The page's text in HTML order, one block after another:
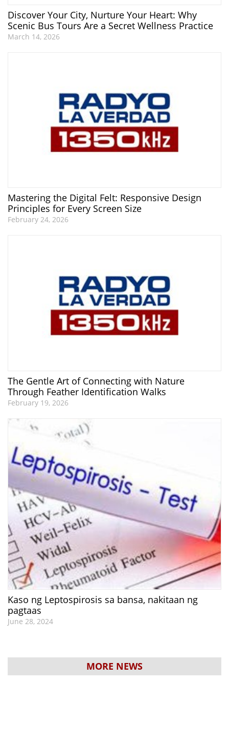
Discover Your City, Nurture Your Heart: Why
Scenic Bus Tours Are a Secret Wellness Practice
March 14, 2026
Mastering the Digital Felt: Responsive Design
Principles for Every Screen Size
February 24, 2026
The Gentle Art of Connecting with Nature
Through Feather Identification Walks
February 19, 2026
Kaso ng Leptospirosis sa bansa, nakitaan ng
pagtaas
June 28, 2024
MORE NEWS